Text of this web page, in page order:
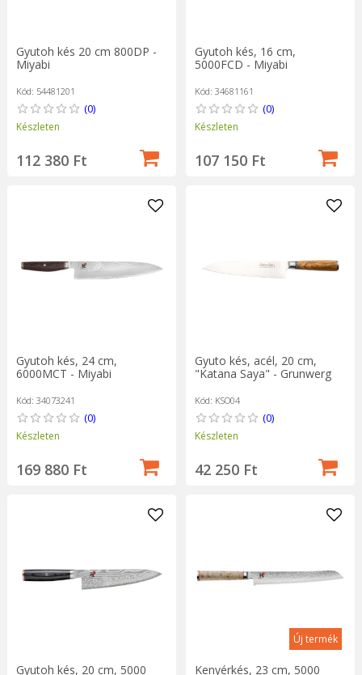
Gyutoh kés 20 cm 800DP -
Miyabi
Kód: 54481201
(0)
Készleten
112 380 Ft
Gyutoh kés, 16 cm,
5000FCD - Miyabi
Kód: 34681161
(0)
Készleten
107 150 Ft
Gyutoh kés, 24 cm,
6000MCT - Miyabi
Kód: 34073241
(0)
Készleten
169 880 Ft
Gyuto kés, acél, 20 cm,
"Katana Saya" - Grunwerg
Kód: KSO04
(0)
Készleten
42 250 Ft
Gyutoh kés, 20 cm, 5000
Új termék
Kenyérkés, 23 cm, 5000